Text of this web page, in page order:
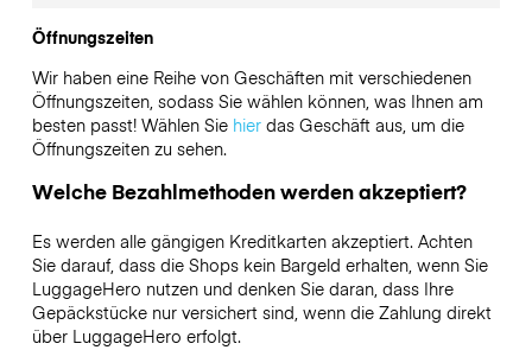
Öffnungszeiten
Wir haben eine Reihe von Geschäften mit verschiedenen
Öffnungszeiten, sodass Sie wählen können, was Ihnen am
besten passt! Wählen Sie hierdas Geschäft aus, um die
Öffnungszeiten zu sehen.
Welche Bezahlmethoden werden akzeptiert?
Es werden alle gängigen Kreditkarten akzeptiert. Achten
Sie darauf, dass die Shops kein Bargeld erhalten, wenn Sie
LuggageHero nutzen und denken Sie daran, dass Ihre
Gepäckstücke nur versichert sind, wenn die Zahlung direkt
über LuggageHero erfolgt.